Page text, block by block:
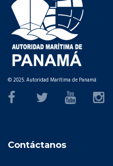
© 2025. Autoridad Marítima de Panamá
Contáctanos